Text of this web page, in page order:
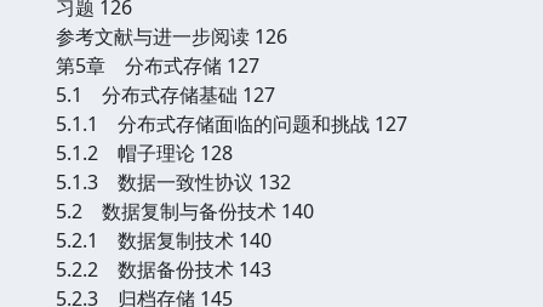
习题 126
参考文献与进一步阅读 126
第5章 分布式存储 127
5.1 分布式存储基础 127
5.1.1 分布式存储面临的问题和挑战 127
5.1.2 帽子理论 128
5.1.3 数据一致性协议 132
5.2 数据复制与备份技术 140
5.2.1 数据复制技术 140
5.2.2 数据备份技术 143
5.2.3 归档存储 145